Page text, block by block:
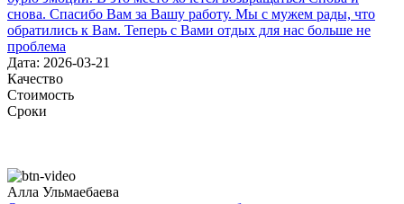
снова. Спасибо Вам за Вашу работу. Мы с мужем рады, что
обратились к Вам. Теперь с Вами отдых для нас больше не
проблема
Дата: 2026-03-21
Качество
Стоимость
Сроки
Алла Ульмаебаева